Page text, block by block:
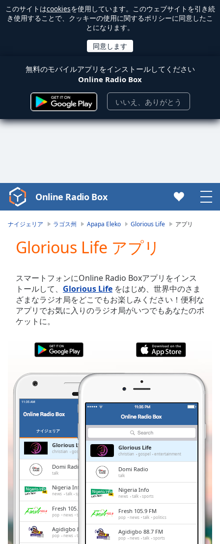
このサイトはcookiesを使用しています。このウェブサイトを引き続
き使用することで、クッキーの使用に関するポリシーに同意したこ
とになります。
無料のモバイルアプリをインストールしてください
Online Radio Box
いいえ、ありがとう
Video
Player
Play
Video
Skip
Backward
Skip
Forward
Mute
Current
Duration-:-
0.00%
Stream
TypeLIVE
Seek to
LIVE
Remaining
Time-
Chapters
Online Radio Box
ナイジェリア ラゴス州 Apapa Eleko Glorious Life アプリ
Glorious Life アプリ
スマートフォンにOnline Radio Boxアプリをインス
トールして、 Glorious Life をはじめ、世界中のさま
ざまなラジオ局をどこでもお楽しみください！便利な
アプリでお気に入りのラジオ局がいつでもあなたのポ
ケットに。
ナイジェリア
Glorious Life
christian gospel entertainment
Domi Radio
talk
Nigeria Info
news talk sports
Fresh 105.9 FM
pop news talk politics
Agidigbo 88.7 FM
pop news talk sports
Glorious Life
christian gospel entertainment
Domi Radio
talk
Nigeria Info
news talk sports
Fresh 105.9 FM
pop news talk politics
Agidigbo 88.7 FM
pop news talk sports